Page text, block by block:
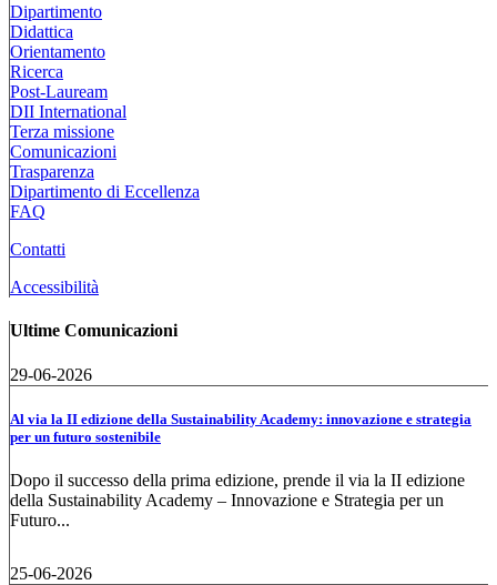
Dipartimento
Didattica
Orientamento
Ricerca
Post-Lauream
DII International
Terza missione
Comunicazioni
Trasparenza
Dipartimento di Eccellenza
FAQ
Contatti
Accessibilità
Ultime Comunicazioni
29-06-2026
Al via la II edizione della Sustainability Academy: innovazione e strategia
per un futuro sostenibile
Dopo il successo della prima edizione, prende il via la II edizione
della Sustainability Academy – Innovazione e Strategia per un
Futuro...
25-06-2026